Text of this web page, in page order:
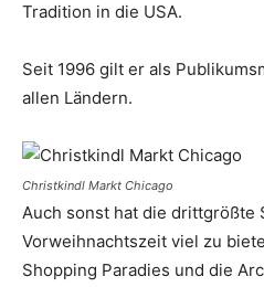
Tradition in die USA.
Seit 1996 gilt er als
allen Ländern.
Christkindl Markt Chicago
Auch sonst hat die drittgrößte
Vorweihnachtszeit viel zu
Shopping Paradies und die